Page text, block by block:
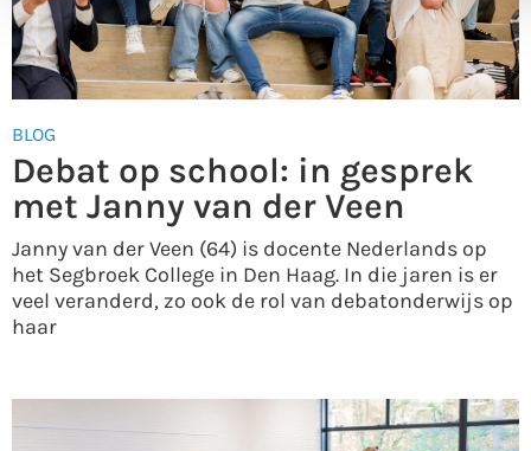
BLOG
Debat op school: in gesprek
met Janny van der Veen
Janny van der Veen (64) is docente Nederlands op
het Segbroek College in Den Haag. In die jaren is er
veel veranderd, zo ook de rol van debatonderwijs op
haar